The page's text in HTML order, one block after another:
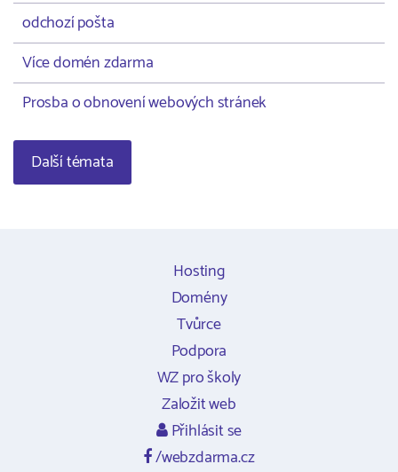
odchozí pošta
Více domén zdarma
Prosba o obnovení webových stránek
Další témata
Hosting
Domény
Tvůrce
Podpora
WZ pro školy
Založit web
Přihlásit se
/webzdarma.cz